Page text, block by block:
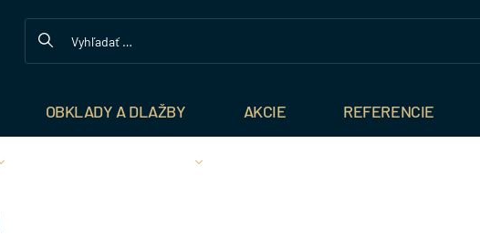
OBKLADY A DLAŽBY AKCIE REFERENCIE